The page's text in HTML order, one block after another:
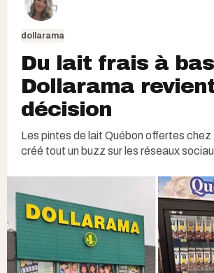
dollarama
Du lait frais à
Dollarama
décision
Les pintes de lait Québon offertes chez
créé tout un buzz sur les réseaux